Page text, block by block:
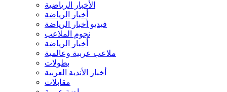
الأخبار الرياضية
أخبار الرياضة
فيديو أخبار الرياضة
نجوم الملاعب
أخبار الرياضة
ملاعب عربية وعالمية
بطولات
أخبار الأندية العربية
مقابلات